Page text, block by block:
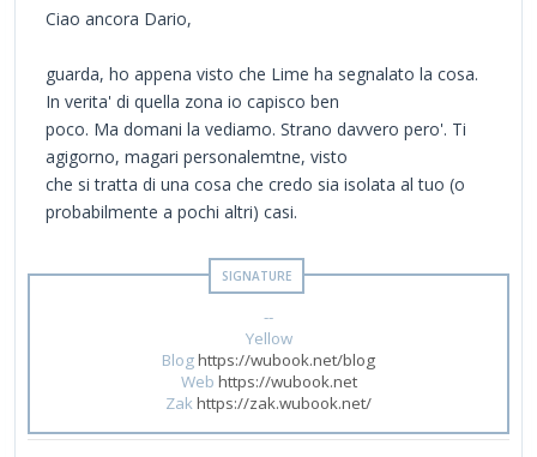
Ciao ancora Dario,
guarda, ho appena visto che Lime ha segnalato la cosa.
In verita' di quella zona io capisco ben
poco. Ma domani la vediamo. Strano davvero pero'. Ti
agigorno, magari personalemtne, visto
che si tratta di una cosa che credo sia isolata al tuo (o
probabilmente a pochi altri) casi.
--
Yellow
Bloghttps://wubook.net/blog
Web https://wubook.net
Zak https://zak.wubook.net/